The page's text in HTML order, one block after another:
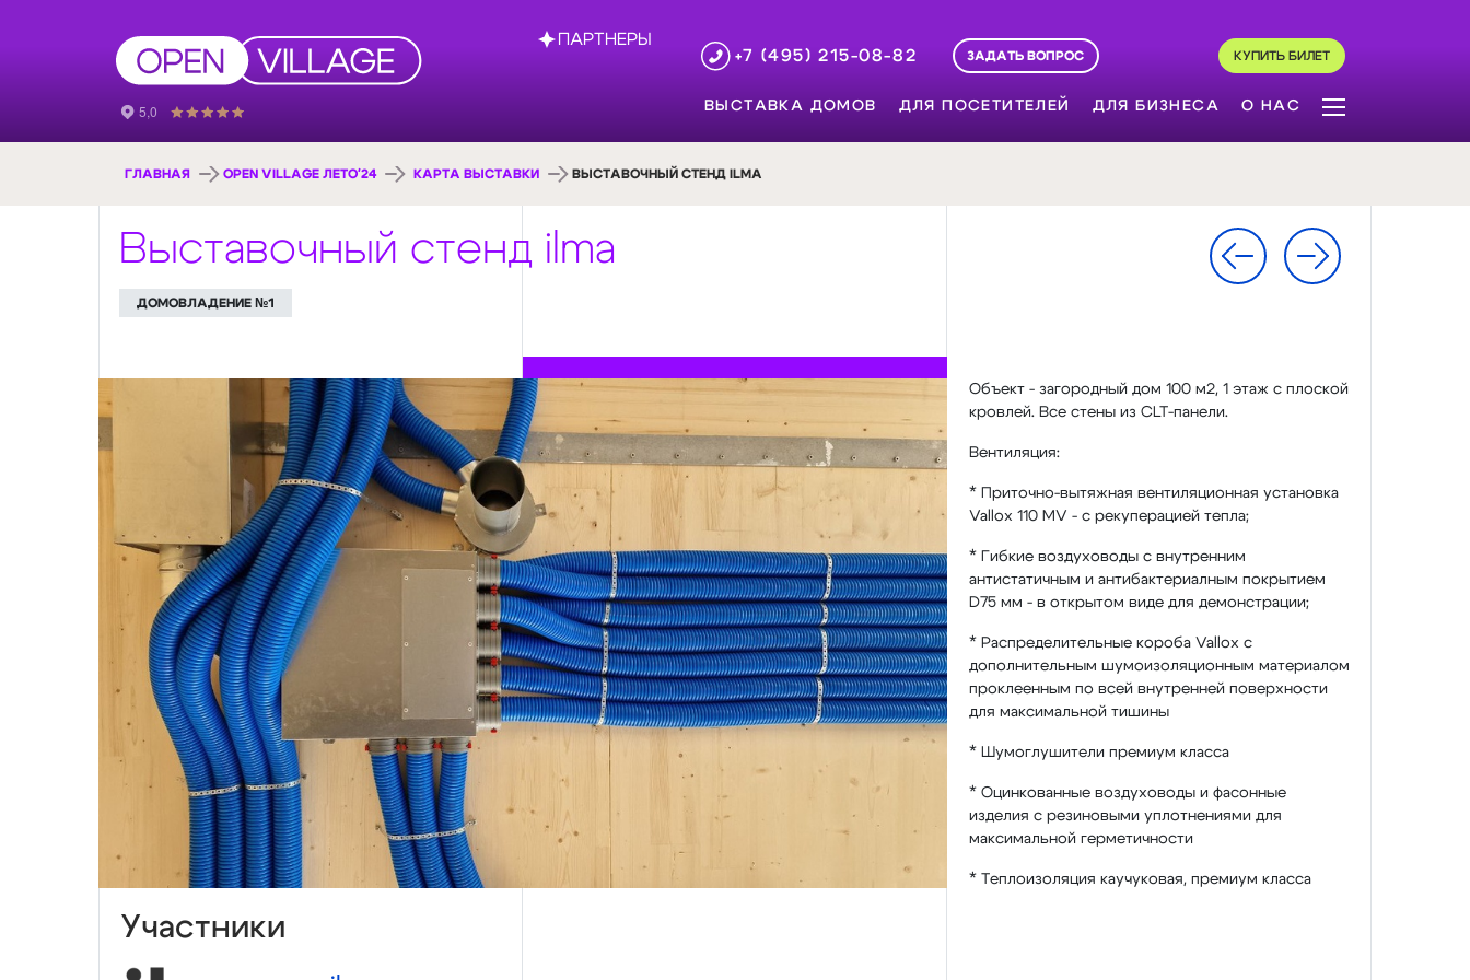
ПАРТНЕРЫ
+7 (495) 215-08-82
ЗАДАТЬ ВОПРОС КУПИТЬ БИЛЕТ
ВЫСТАВКА ДОМОВ ДЛЯ ПОСЕТИТЕЛЕЙ ДЛЯ БИЗНЕСА О НАС
ГЛАВНАЯ OPEN VILLAGE ЛЕТО'24 КАРТА ВЫСТАВКИ ВЫСТАВОЧНЫЙ СТЕНД ILMA
Выставочный стенд ilma
ДОМОВЛАДЕНИЕ №1
Участники
Объект - загородный дом 100 м2, 1 этаж с плоской
кровлей. Все стены из CLT-панели.
Вентиляция:
* Приточно-вытяжная вентиляционная установка
Vallox 110 MV - с рекуперацией тепла;
* Гибкие воздуховоды с внутренним
антистатичным и антибактериалным покрытием
D75 мм - в открытом виде для демонстрации;
* Распределительные короба Vallox с
дополнительным шумоизоляционным материалом
проклеенным по всей внутренней поверхности
для максимальной тишины
* Шумоглушители премиум класса
* Оцинкованные воздуховоды и фасонные
изделия с резиновыми уплотнениями для
максимальной герметичности
* Теплоизоляция каучуковая, премиум класса